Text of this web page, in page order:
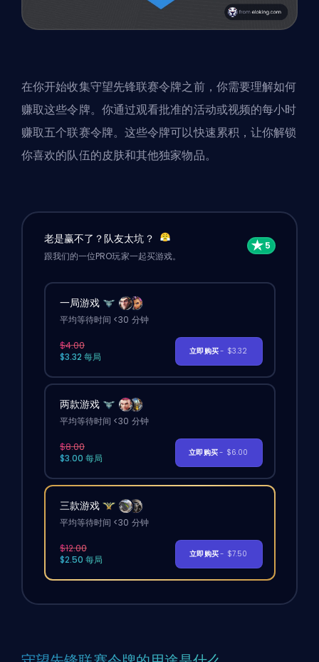
在你开始收集守望先锋联赛令牌之前，你需要理解如何
赚取这些令牌。你通过观看批准的活动或视频的每小时
赚取五个联赛令牌。这些令牌可以快速累积，让你解锁
你喜欢的队伍的皮肤和其他独家物品。
老是赢不了？队友太坑？
跟我们的一位PRO玩家一起买游戏。
一局游戏
平均等待时间 <30 分钟
$4.00
$3.32 每局
立即购买- $3.32
两款游戏
平均等待时间 <30 分钟
$8.00
$3.00 每局
立即购买- $6.00
三款游戏
平均等待时间 <30 分钟
$12.00
$2.50 每局
立即购买- $7.50